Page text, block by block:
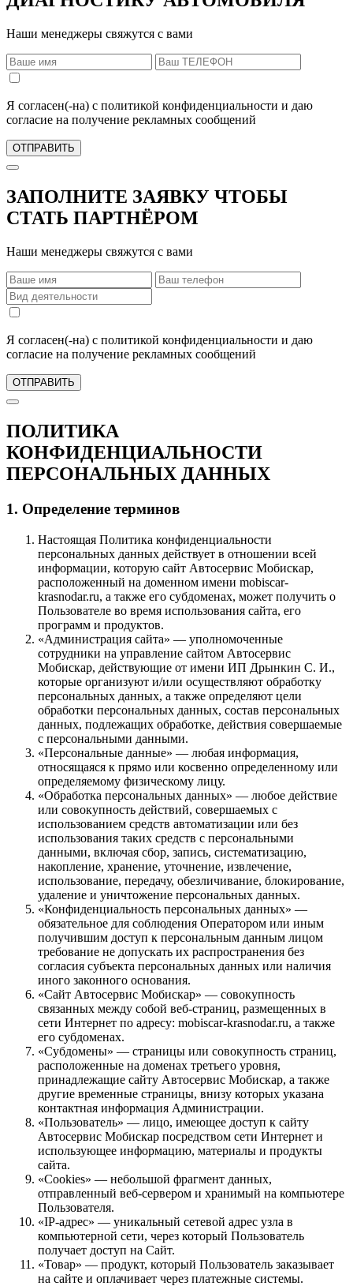
Наши менеджеры свяжутся с вами
Я согласен(-на) с политикой конфиденциальности и даю
согласие на получение рекламных сообщений
ОТПРАВИТЬ
ЗАПОЛНИТЕ ЗАЯВКУ ЧТОБЫ
СТАТЬ ПАРТНЁРОМ
Наши менеджеры свяжутся с вами
Я согласен(-на) с политикой конфиденциальности и даю
согласие на получение рекламных сообщений
ОТПРАВИТЬ
ПОЛИТИКА
КОНФИДЕНЦИАЛЬНОСТИ
ПЕРСОНАЛЬНЫХ ДАННЫХ
1. Определение терминов
Настоящая Политика конфиденциальности
персональных данных действует в отношении всей
информации, которую сайт Автосервис Мобискар,
расположенный на доменном имени mobiscar-
krasnodar.ru, а также его субдоменах, может получить о
Пользователе во время использования сайта, его
программ и продуктов.
«Администрация сайта» — уполномоченные
сотрудники на управление сайтом Автосервис
Мобискар, действующие от имени ИП Дрынкин С. И.,
которые организуют и/или осуществляют обработку
персональных данных, а также определяют цели
обработки персональных данных, состав персональных
данных, подлежащих обработке, действия совершаемые
с персональными данными.
«Персональные данные» — любая информация,
относящаяся к прямо или косвенно определенному или
определяемому физическому лицу.
«Обработка персональных данных» — любое действие
или совокупность действий, совершаемых с
использованием средств автоматизации или без
использования таких средств с персональными
данными, включая сбор, запись, систематизацию,
накопление, хранение, уточнение, извлечение,
использование, передачу, обезличивание, блокирование,
удаление и уничтожение персональных данных.
«Конфиденциальность персональных данных» —
обязательное для соблюдения Оператором или иным
получившим доступ к персональным данным лицом
требование не допускать их распространения без
согласия субъекта персональных данных или наличия
иного законного основания.
«Сайт Автосервис Мобискар» — совокупность
связанных между собой веб-страниц, размещенных в
сети Интернет по адресу: mobiscar-krasnodar.ru, а также
его субдоменах.
«Субдомены» — страницы или совокупность страниц,
расположенные на доменах третьего уровня,
принадлежащие сайту Автосервис Мобискар, а также
другие временные страницы, внизу которых указана
контактная информация Администрации.
«Пользователь» — лицо, имеющее доступ к сайту
Автосервис Мобискар посредством сети Интернет и
использующее информацию, материалы и продукты
сайта.
«Cookies» — небольшой фрагмент данных,
отправленный веб-сервером и хранимый на компьютере
Пользователя.
«IP-адрес» — уникальный сетевой адрес узла в
компьютерной сети, через который Пользователь
получает доступ на Сайт.
«Товар» — продукт, который Пользователь заказывает
на сайте и оплачивает через платежные системы.